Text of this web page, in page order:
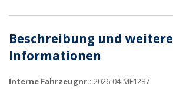
Beschreibung und weitere
Informationen
Interne Fahrzeugnr.: 2026-04-MF1287